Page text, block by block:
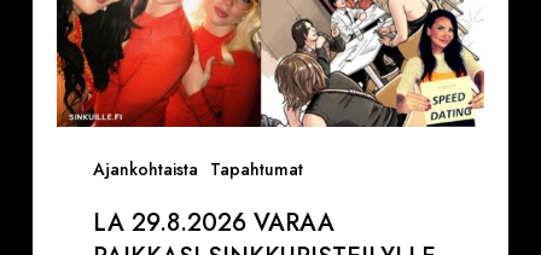
Ajankohtaista Tapahtumat
LA 29.8.2026 VARAA